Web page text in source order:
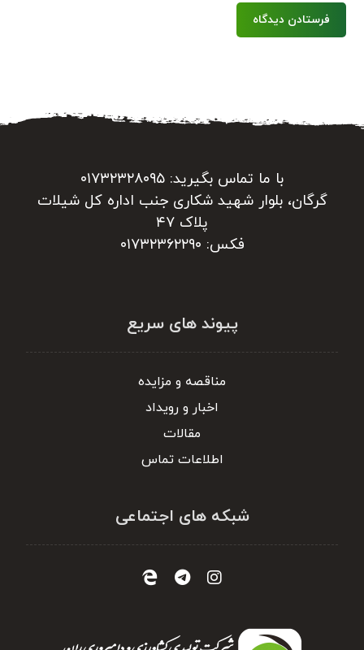
فرستادن دیدگاه
با ما تماس بگیرید: ۰۱۷۳۲۳۲۸۰۹۵
گرگان، بلوار شهید شکاری جنب اداره کل شیلات
پلاک ۴۷
فکس: ۰۱۷۳۲۳۶۲۲۹۰
پیوند های سریع
مناقصه و مزایده
اخبار و رویداد
مقالات
اطلاعات تماس
شبکه های اجتماعی